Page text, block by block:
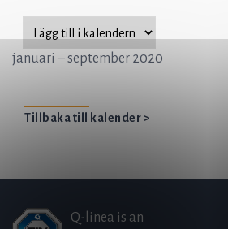
januari – september 2020
Tillbaka till kalender >
Q-linea is an